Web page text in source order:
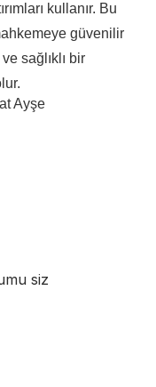
kullanır. Bu
güvenilir
sağlıklı bir
Ayşe
siz